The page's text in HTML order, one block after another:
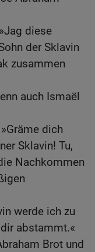
diese
der Sklavin
zusammen
auch Ismaël
dich
Sklavin! Tu,
Nachkommen
werde ich zu
abstammt.«
Brot und